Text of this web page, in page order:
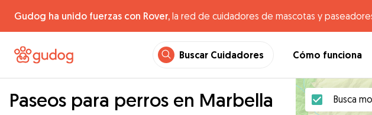
Gudog ha unido fuerzas con Rover, la red de cuidadores de mascotas y
Buscar Cuidadores Cómo funciona
Paseos para perros en Marbella Busca